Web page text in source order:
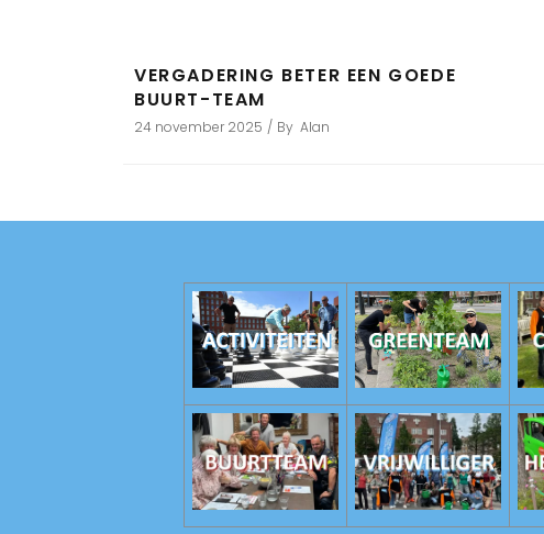
VERGADERING BETER EEN GOEDE
BUURT-TEAM
24 november 2025 By Alan